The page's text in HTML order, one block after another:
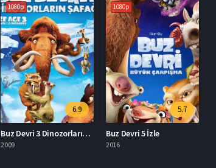
1080p
6.9
Buz Devri 3 Dinozorların Şafağı İzle
2009
1080p
5.7
Buz Devri 5 İzle
2016